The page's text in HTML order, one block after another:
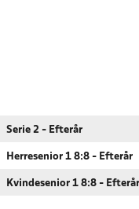
Serie 2 - Efterår
Herresenior 1 8:8 - Efterår
Kvindesenior 1 8:8 - Efterår